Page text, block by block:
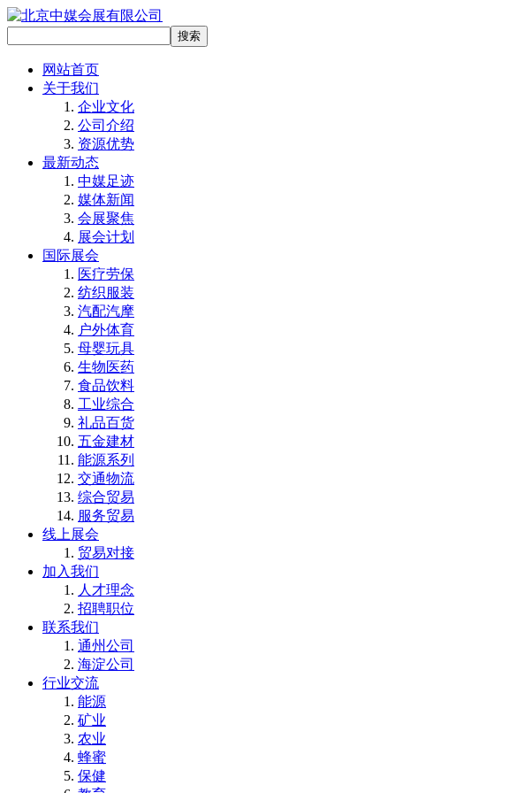
网站首页
关于我们
企业文化
公司介绍
资源优势
最新动态
中媒足迹
媒体新闻
会展聚焦
展会计划
国际展会
医疗劳保
纺织服装
汽配汽摩
户外体育
母婴玩具
生物医药
食品饮料
工业综合
礼品百货
五金建材
能源系列
交通物流
综合贸易
服务贸易
线上展会
贸易对接
加入我们
人才理念
招聘职位
联系我们
通州公司
海淀公司
行业交流
能源
矿业
农业
蜂蜜
保健